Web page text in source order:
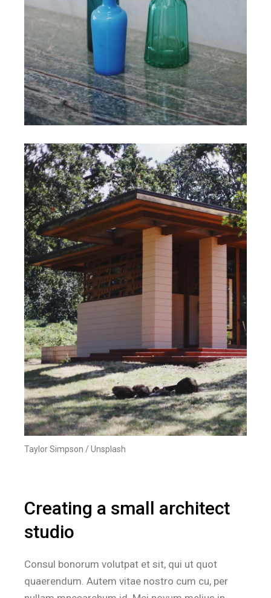
Taylor Simpson / Unsplash
Creating a small architect
studio
Consul bonorum volutpat et sit, qui ut quot
quaerendum. Autem vitae nostro cum cu, per